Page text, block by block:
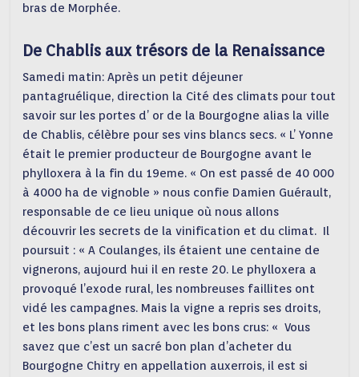
bras de Morphée.
De Chablis aux trésors de la Renaissance
Samedi matin: Après un petit déjeuner
pantagruélique, direction la Cité des climats pour tout
savoir sur les portes d’ or de la Bourgogne alias la ville
de Chablis, célèbre pour ses vins blancs secs. « L’ Yonne
était le premier producteur de Bourgogne avant le
phylloxera à la fin du 19eme. « On est passé de 40 000
à 4000 ha de vignoble » nous confie Damien Guérault,
responsable de ce lieu unique où nous allons
découvrir les secrets de la vinification et du climat. Il
poursuit : « A Coulanges, ils étaient une centaine de
vignerons, aujourd hui il en reste 20. Le phylloxera a
provoqué l’exode rural, les nombreuses faillites ont
vidé les campagnes. Mais la vigne a repris ses droits,
et les bons plans riment avec les bons crus: « Vous
savez que c’est un sacré bon plan d’acheter du
Bourgogne Chitry en appellation auxerrois, il est si